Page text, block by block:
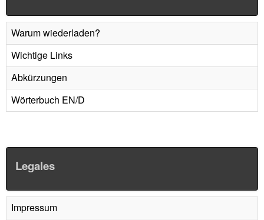
Warum wiederladen?
Wichtige Links
Abkürzungen
Wörterbuch EN/D
Legales
Impressum